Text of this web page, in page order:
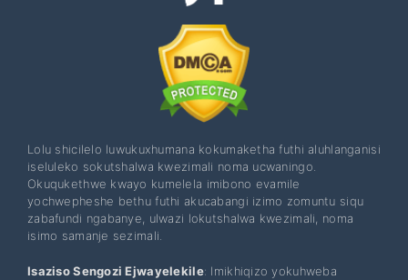
Lolu shicilelo luwukuxhumana kokumaketha futhi aluhlanganisi
iseluleko sokutshalwa kwezimali noma ucwaningo.
Okuqukethwe kwayo kumelela imibono evamile
yochwepheshe bethu futhi akucabangi izimo zomuntu siqu
zabafundi ngabanye, ulwazi lokutshalwa kwezimali, noma
isimo samanje sezimali.
Isaziso Sengozi Ejwayelekile: Imikhiqizo yokuhweba